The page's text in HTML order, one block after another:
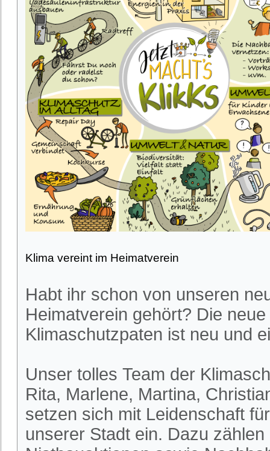
Klima vereint im Heimatverein
Habt ihr schon von unseren
Heimatverein gehört? Die
Klimaschutzpaten ist neu und
Unser tolles Team der
Rita, Marlene, Martina,
setzen sich mit Leidenschaft
unserer Stadt ein. Dazu